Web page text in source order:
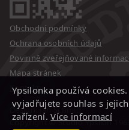
Obchodní podmínky
Ochrana osobních údajů
Povinně zveřejňované
Mapa stránek
Kontakty
Design: Jan Schmid
Copyright © Studio Ypsilon
Ypsilonka používá
vyjadřujete souhlas s
zařízení.Více informací